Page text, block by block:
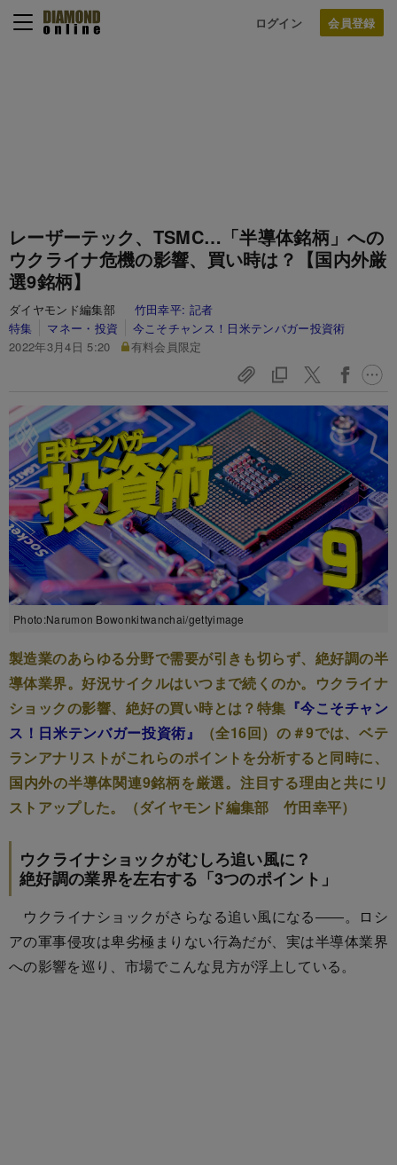
ログイン
レーザーテック、TSMC…「半導体銘柄」への
ウクライナ危機の影響、買い時は？【国内外厳
選9銘柄】
ダイヤモンド編集部 竹田幸平: 記者
特集
マネー・投資
今こそチャンス！日米テンバガー投資術
2022年3月4日 5:20
有料会員限定
Photo:Narumon Bowonkitwanchai/gettyimage
製造業のあらゆる分野で需要が引きも切らず、絶好調の半
導体業界。好況サイクルはいつまで続くのか。ウクライナ
ショックの影響、絶好の買い時とは？特集 『今こそチャン
ス！日米テンバガー投資術』
（全16回）の＃9では、ベテ
ランアナリストがこれらのポイントを分析すると同時に、
国内外の半導体関連9銘柄を厳選。注目する理由と共にリ
ストアップした。（ダイヤモンド編集部 竹田幸平）
ウクライナショックがむしろ追い風に？
絶好調の業界を左右する「3つのポイント」
ウクライナショックがさらなる追い風になる――。ロシ
アの軍事侵攻は卑劣極まりない行為だが、実は半導体業界
への影響を巡り、市場でこんな見方が浮上している。